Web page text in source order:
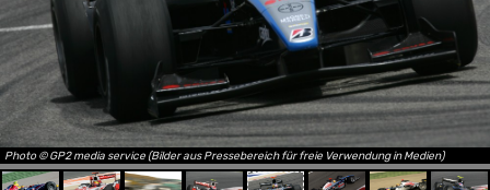
Photo © GP2 media service (Bilder aus Pressebereich für freie Verwendung in Medien)